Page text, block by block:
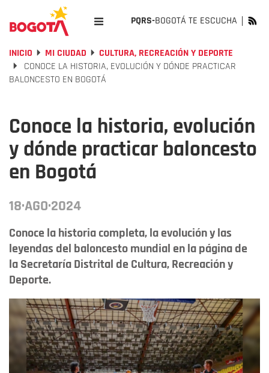
PQRS-BOGOTÁ TE ESCUCHA
INICIO MI CIUDAD
CULTURA, RECREACIÓN Y DEPORTE
CONOCE LA HISTORIA, EVOLUCIÓN Y DÓNDE PRACTICAR
BALONCESTO EN BOGOTÁ
Conoce la historia, evolución
y dónde practicar baloncesto
en Bogotá
18·AGO·2024
Conoce la historia completa, la evolución y las
leyendas del baloncesto mundial en la página de
la Secretaría Distrital de Cultura, Recreación y
Deporte.